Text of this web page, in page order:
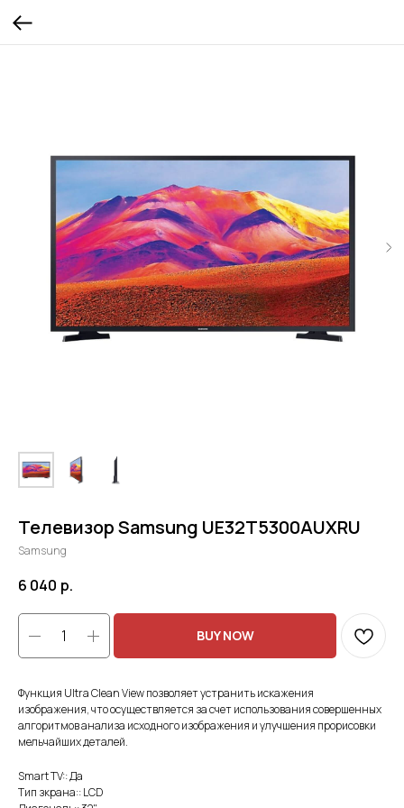
Телевизор Samsung UE32T5300AUXRU
Samsung
6 040 р.
BUY NOW
Функция Ultra Clean View позволяет устранить искажения
изображения, что осуществляется за счет использования совершенных
алгоритмов анализа исходного изображения и улучшения прорисовки
мельчайших деталей.
Smart TV:: Да
Тип зкрана:: LCD